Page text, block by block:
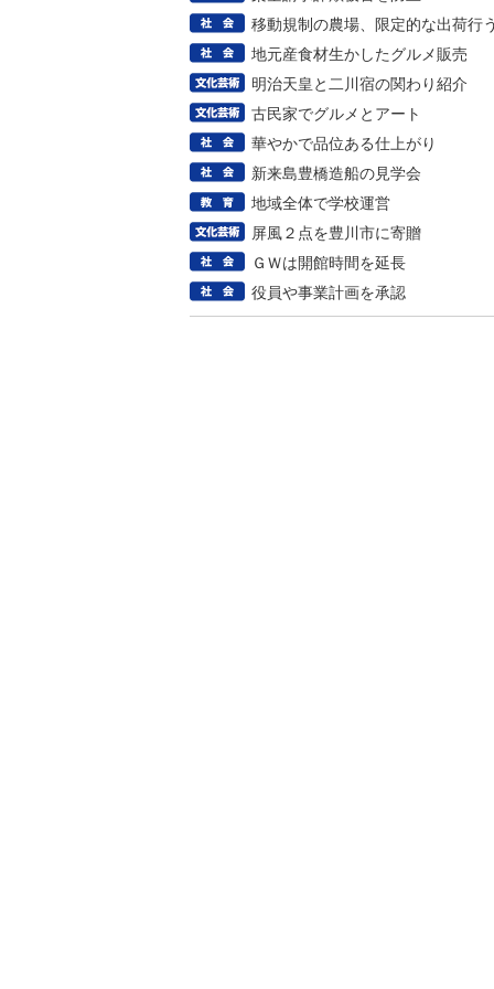
移動規制の農場、限定的な出荷行
地元産食材生かしたグルメ販売
明治天皇と二川宿の関わり紹介
古民家でグルメとアート
華やかで品位ある仕上がり
新来島豊橋造船の見学会
地域全体で学校運営
屏風２点を豊川市に寄贈
ＧＷは開館時間を延長
役員や事業計画を承認